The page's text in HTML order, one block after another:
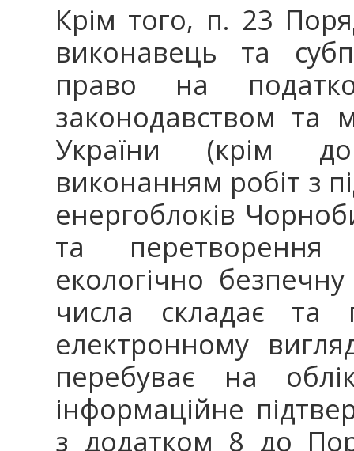
Крім того, п. 23
виконавець та
право на
законодавством та
України (крім
виконанням робіт з
енергоблоків
та перетворення
екологічно
числа складає
електронному
перебуває на
інформаційне
з додатком 8 до